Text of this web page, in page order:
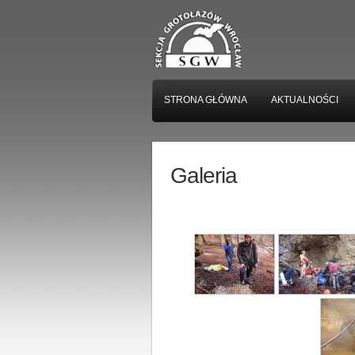
STRONA GŁÓWNA AKTUALNOŚCI
Galeria